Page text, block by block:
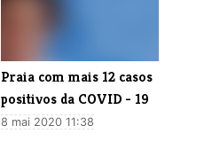
Praia com mais 12 casos
positivos da COVID - 19
8 mai 2020 11:38